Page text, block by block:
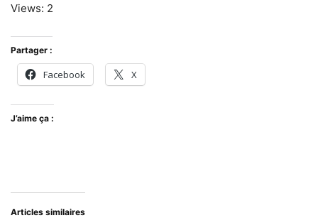
Views: 2
Partager :
Facebook X
J’aime ça :
Articles similaires